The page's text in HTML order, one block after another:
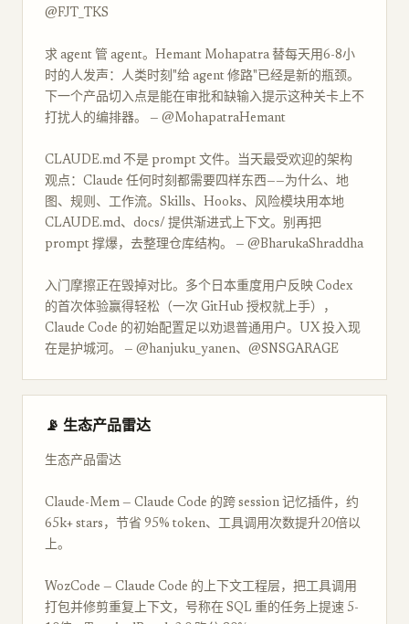
@FJT_TKS
求 agent 管 agent。Hemant Mohapatra 替每天用6-8小
时的人发声：人类时刻"给 agent 修路"已经是新的瓶颈。
下一个产品切入点是能在审批和缺输入提示这种关卡上不
打扰人的编排器。 — @MohapatraHemant
CLAUDE.md 不是 prompt 文件。当天最受欢迎的架构
观点：Claude 任何时刻都需要四样东西——为什么、地
图、规则、工作流。Skills、Hooks、风险模块用本地
CLAUDE.md、docs/ 提供渐进式上下文。别再把
prompt 撑爆，去整理仓库结构。 — @BharukaShraddha
入门摩擦正在毁掉对比。多个日本重度用户反映 Codex
的首次体验赢得轻松（一次 GitHub 授权就上手），
Claude Code 的初始配置足以劝退普通用户。UX 投入现
在是护城河。 — @hanjuku_yanen、@SNSGARAGE
📡 生态产品雷达
生态产品雷达
Claude-Mem — Claude Code 的跨 session 记忆插件，约
65k+ stars，节省 95% token、工具调用次数提升20倍以
上。
WozCode — Claude Code 的上下文工程层，把工具调用
打包并修剪重复上下文，号称在 SQL 重的任务上提速 5-